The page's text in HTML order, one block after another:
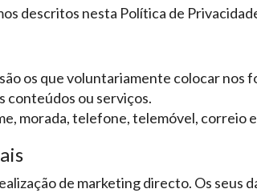
descritos nesta Política de
os que voluntariamente colocar
conteúdos ou serviços.
morada, telefone, telemóvel, correio
de marketing directo. Os